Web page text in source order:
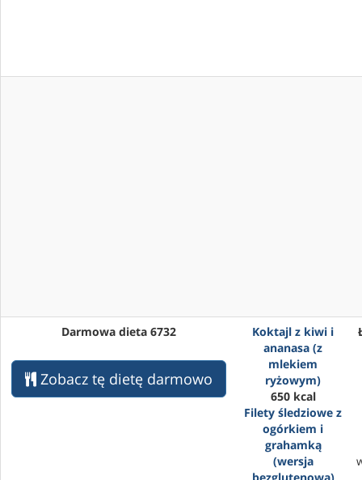
Darmowa dieta 6732
Zobacz tę dietę darmowo
Koktajl z kiwi i
ananasa (z
mlekiem
ryżowym)
650 kcal
Filety śledziowe z
ogórkiem i
grahamką
(wersja